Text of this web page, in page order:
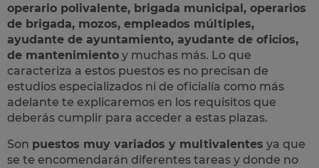
operario polivalente, brigada municipal, operarios
de brigada, mozos, empleados múltiples,
ayudante de ayuntamiento, ayudante de oficios,
de mantenimiento y muchas más. Lo que
caracteriza a estos puestos es no precisan de
estudios especializados ni de oficialía como más
adelante te explicaremos en los requisitos que
deberás cumplir para acceder a estas plazas.
Son puestos muy variados y multivalentes ya que
se te encomendarán diferentes tareas y donde no